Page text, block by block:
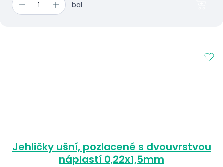
bal
Jehličky ušní, pozlacené s dvouvrstvou
náplastí 0,22x1,5mm